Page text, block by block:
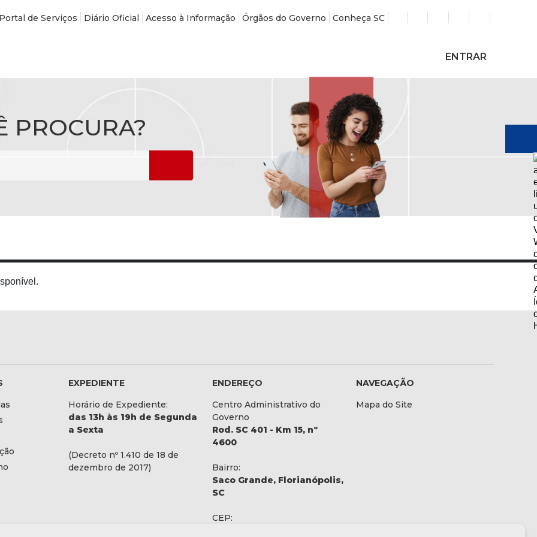
de Serviços Diário Oficial Acesso à Informação Órgãos do Governo Conheça SC
ENTRAR
PROCURA?
EXPEDIENTE
Horário de Expediente:
das 13h às 19h de Segunda
a Sexta
(Decreto nº 1.410 de 18 de
dezembro de 2017)
ENDEREÇO
Centro Administrativo do
Governo
Rod. SC 401 - Km 15, nº
4600
Bairro:
Saco Grande, Florianópolis,
SC
CEP:
NAVEGAÇÃO
Mapa do Site